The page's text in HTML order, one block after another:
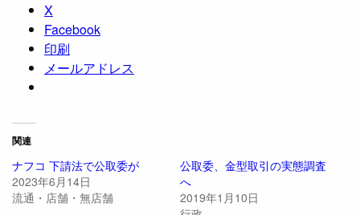
X
Facebook
印刷
メールアドレス
関連
ナフコ 下請法で公取委が
2023年6月14日
流通・店舗・無店舗
公取委、金型取引の実態調査
へ
2019年1月10日